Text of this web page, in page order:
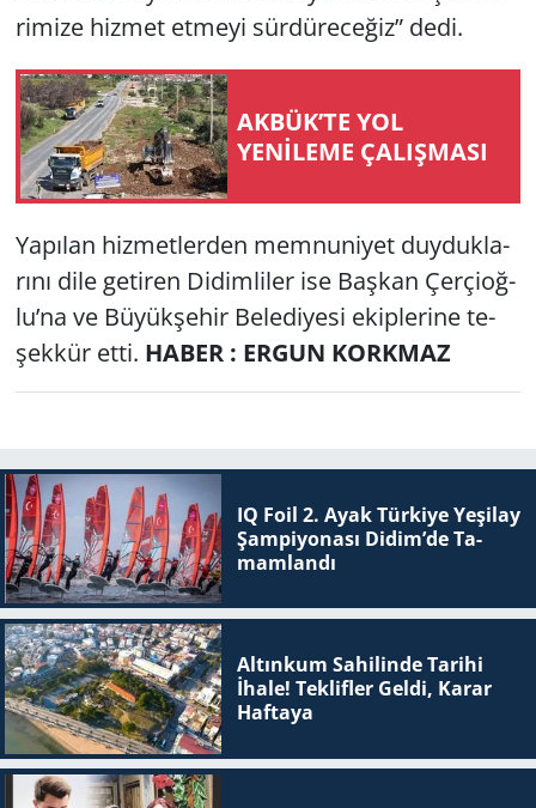
ri­mi­ze hiz­met et­me­yi sür­dü­re­ce­ğiz” dedi.
AKBÜK’TE YOL
YENİLEME ÇALIŞMASI
Ya­pı­lan hiz­met­ler­den mem­nu­ni­yet duy­duk­la­
rı­nı dile ge­ti­ren Di­dim­li­ler ise Baş­kan Çer­çi­oğ­
lu’na ve Bü­yük­şe­hir Be­le­di­ye­si ekip­le­ri­ne te­
şek­kür etti. HABER : ERGUN KORKMAZ
IQ Foil 2. Ayak Tür­ki­ye Ye­şi­lay
Şam­pi­yo­na­sı Didim’de Ta­
mam­lan­dı
Altınkum Sahilinde Tarihi
İhale! Teklifler Geldi, Karar
Haftaya